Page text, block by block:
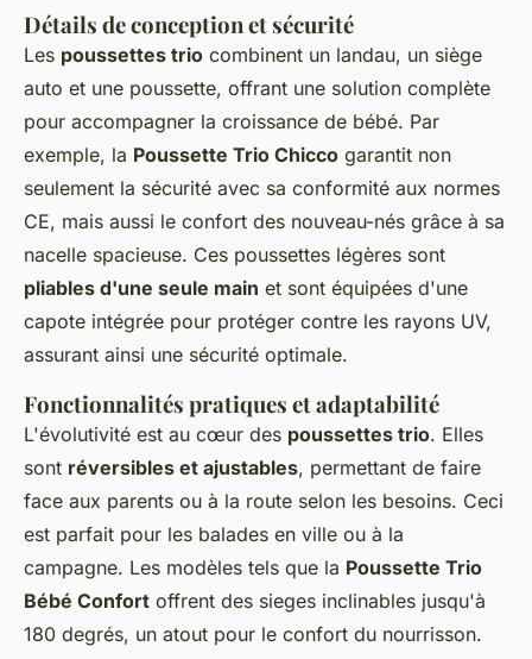
Détails de conception et sécurité
Les poussettes trio combinent un landau, un siège
auto et une poussette, offrant une solution complète
pour accompagner la croissance de bébé. Par
exemple, la Poussette Trio Chicco garantit non
seulement la sécurité avec sa conformité aux normes
CE, mais aussi le confort des nouveau-nés grâce à sa
nacelle spacieuse. Ces poussettes légères sont
pliables d'une seule main et sont équipées d'une
capote intégrée pour protéger contre les rayons UV,
assurant ainsi une sécurité optimale.
Fonctionnalités pratiques et adaptabilité
L'évolutivité est au cœur des poussettes trio. Elles
sont réversibles et ajustables, permettant de faire
face aux parents ou à la route selon les besoins. Ceci
est parfait pour les balades en ville ou à la
campagne. Les modèles tels que la Poussette Trio
Bébé Confort offrent des sieges inclinables jusqu'à
180 degrés, un atout pour le confort du nourrisson.